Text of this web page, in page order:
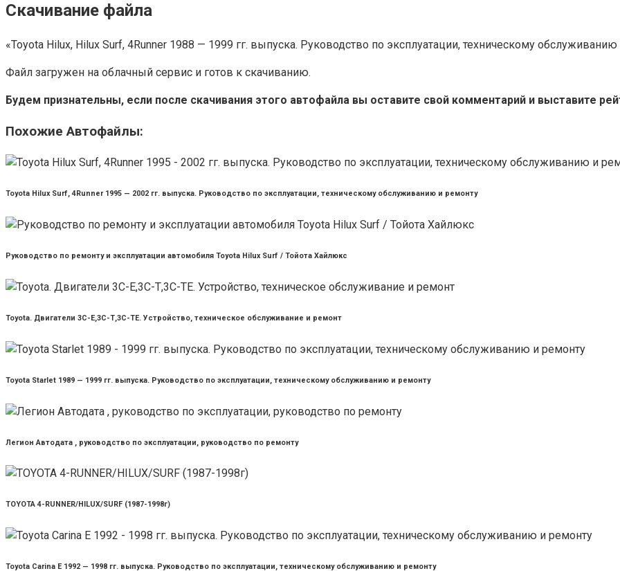
Скачивание файла
«Toyota Hilux, Hilux Surf, 4Runner 1988 — 1999 гг. выпуска. Руководство по эксплуатации, техническому
Файл загружен на облачный сервис и готов к скачиванию.
Будем признательны, если после скачивания этого автофайла вы оставите свой комментарий и выставите
Похожие Автофайлы:
Toyota Hilux Surf, 4Runner 1995 — 2002 гг. выпуска. Руководство по эксплуатации, техническому обслуживанию и ремонту
Руководство по ремонту и эксплуатации автомобиля Toyota Hilux Surf / Тойота Хайлюкс
Toyota. Двигатели 3С-Е,3С-Т,3С-ТЕ. Устройство, техническое обслуживание и ремонт
Toyota Starlet 1989 — 1999 гг. выпуска. Руководство по эксплуатации, техническому обслуживанию и ремонту
Легион Автодата , руководство по эксплуатации, руководство по ремонту
TOYOTA 4-RUNNER/HILUX/SURF (1987-1998г)
Toyota Carina E 1992 — 1998 гг. выпуска. Руководство по эксплуатации, техническому обслуживанию и ремонту